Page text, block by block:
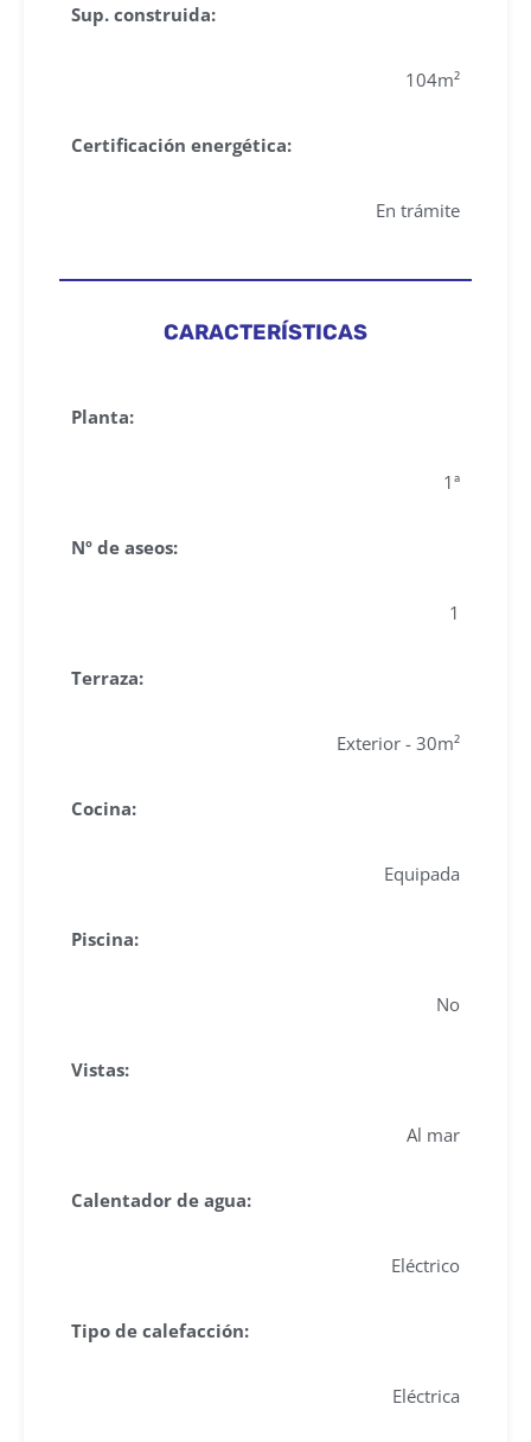
Sup. construida:
104m²
Certificación energética:
En trámite
CARACTERÍSTICAS
Planta:
1ª
Nº de aseos:
1
Terraza:
Exterior - 30m²
Cocina:
Equipada
Piscina:
No
Vistas:
Al mar
Calentador de agua:
Eléctrico
Tipo de calefacción:
Eléctrica